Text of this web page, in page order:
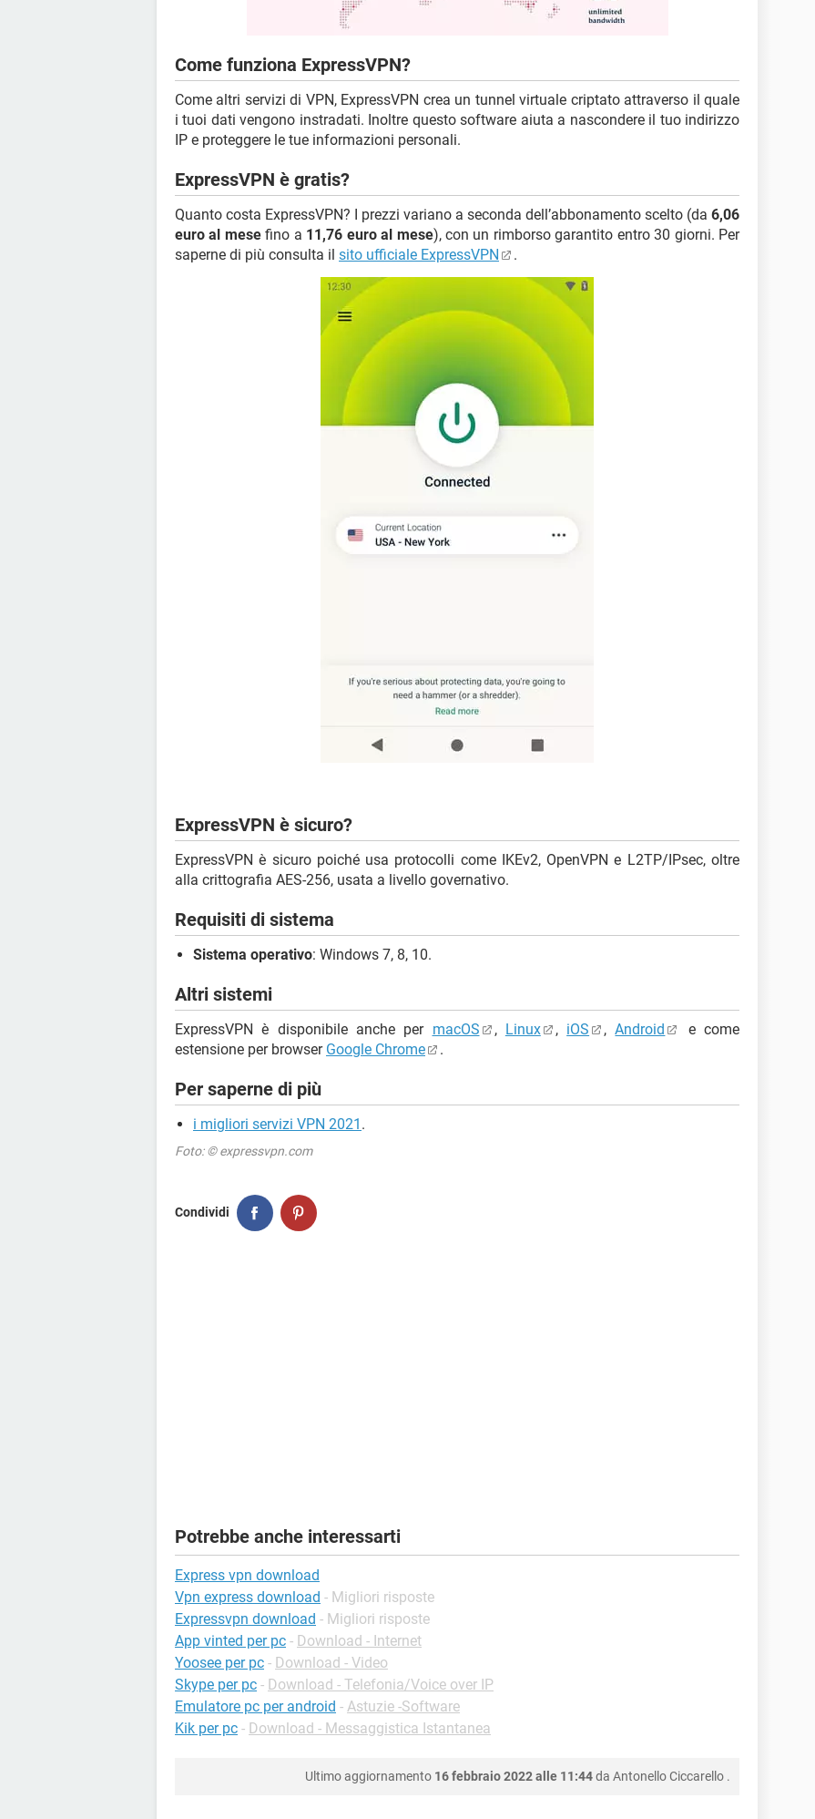
Come funziona ExpressVPN?
Come altri servizi di VPN, ExpressVPN crea un tunnel virtuale criptato attraverso il quale
i tuoi dati vengono instradati. Inoltre questo software aiuta a nascondere il tuo indirizzo
IP e proteggere le tue informazioni personali.
ExpressVPN è gratis?
Quanto costa ExpressVPN? I prezzi variano a seconda dell’abbonamento scelto (da 6,06
euro al mesefino a 11,76 euro al mese), con un rimborso garantito entro 30 giorni. Per
saperne di più consulta il sito ufficiale ExpressVPN .
ExpressVPN è sicuro?
ExpressVPN è sicuro poiché usa protocolli come IKEv2, OpenVPN e L2TP/IPsec, oltre
alla crittografia AES-256, usata a livello governativo.
Requisiti di sistema
Sistema operativo: Windows 7, 8, 10.
Altri sistemi
ExpressVPN è disponibile anche per macOS , Linux , iOS ,Android
e come
estensione per browser Google Chrome .
Per saperne di più
i migliori servizi VPN 2021 .
Foto: © expressvpn.com
Condividi
Potrebbe anche interessarti
Express vpn download
Vpn express download - Migliori risposte
Expressvpn download - Migliori risposte
App vinted per pc - Download - Internet
Yoosee per pc - Download - Video
Skype per pc - Download - Telefonia/Voice over IP
Emulatore pc per android - Astuzie -Software
Kik per pc - Download - Messaggistica Istantanea
Ultimo aggiornamento 16 febbraio 2022 alle 11:44da Antonello Ciccarello .